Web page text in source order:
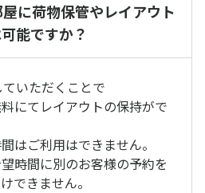
に荷物保管やレイアウト
能ですか？
いただくことで
にてレイアウトの保持がで
はご利用はできません。
時間に別のお客様の予約を
できません。